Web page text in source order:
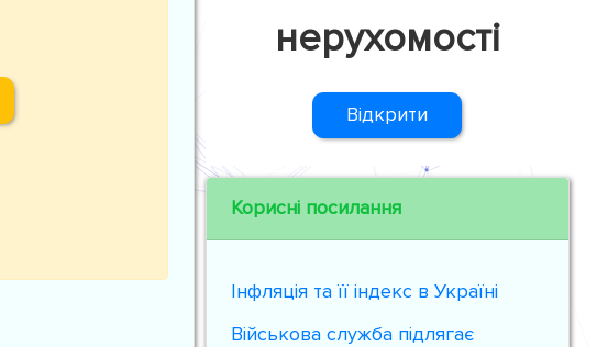
нерухомості
Відкрити
Корисні посилання
Інфляція та її індекс в Україні
Військова служба підлягає